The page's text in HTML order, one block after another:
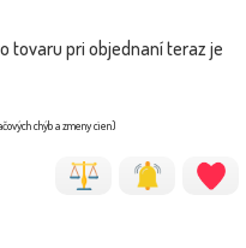
tovaru pri objednaní teraz je
chýb a zmeny cien)